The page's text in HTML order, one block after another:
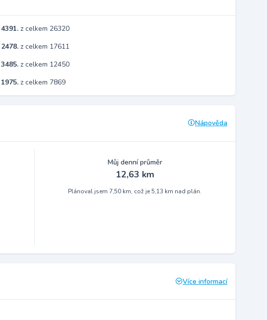
4391. z celkem 26320
2478. z celkem 17611
3485. z celkem 12450
1975. z celkem 7869
Nápověda
Můj denní průměr
12,63 km
Plánoval jsem 7,50 km, což je 5,13 km nad plán.
Více informací